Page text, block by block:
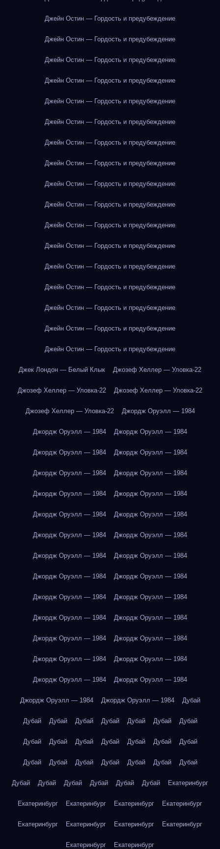
Джейн Остин — Гордость и предубеждение
Джейн Остин — Гордость и предубеждение
Джейн Остин — Гордость и предубеждение
Джейн Остин — Гордость и предубеждение
Джейн Остин — Гордость и предубеждение
Джейн Остин — Гордость и предубеждение
Джейн Остин — Гордость и предубеждение
Джейн Остин — Гордость и предубеждение
Джейн Остин — Гордость и предубеждение
Джейн Остин — Гордость и предубеждение
Джейн Остин — Гордость и предубеждение
Джейн Остин — Гордость и предубеждение
Джейн Остин — Гордость и предубеждение
Джейн Остин — Гордость и предубеждение
Джейн Остин — Гордость и предубеждение
Джейн Остин — Гордость и предубеждение
Джейн Остин — Гордость и предубеждение
Джек Лондон — Белый Клык Джозеф Хеллер — Уловка-22
Джозеф Хеллер — Уловка-22 Джозеф Хеллер — Уловка-22
Джозеф Хеллер — Уловка-22 Джордж Оруэлл — 1984
Джордж Оруэлл — 1984 Джордж Оруэлл — 1984
Джордж Оруэлл — 1984 Джордж Оруэлл — 1984
Джордж Оруэлл — 1984 Джордж Оруэлл — 1984
Джордж Оруэлл — 1984 Джордж Оруэлл — 1984
Джордж Оруэлл — 1984 Джордж Оруэлл — 1984
Джордж Оруэлл — 1984 Джордж Оруэлл — 1984
Джордж Оруэлл — 1984 Джордж Оруэлл — 1984
Джордж Оруэлл — 1984 Джордж Оруэлл — 1984
Джордж Оруэлл — 1984 Джордж Оруэлл — 1984
Джордж Оруэлл — 1984 Джордж Оруэлл — 1984
Джордж Оруэлл — 1984 Джордж Оруэлл — 1984
Джордж Оруэлл — 1984 Джордж Оруэлл — 1984
Джордж Оруэлл — 1984 Джордж Оруэлл — 1984
Джордж Оруэлл — 1984 Джордж Оруэлл — 1984 Дубай
Дубай Дубай Дубай Дубай Дубай Дубай Дубай
Дубай Дубай Дубай Дубай Дубай Дубай Дубай
Дубай Дубай Дубай Дубай Дубай Дубай Дубай
Дубай Дубай Дубай Дубай Дубай Дубай Екатеринбург
Екатеринбург Екатеринбург Екатеринбург Екатеринбург
Екатеринбург Екатеринбург Екатеринбург Екатеринбург
Екатеринбург Екатеринбург